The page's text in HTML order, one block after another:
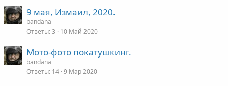
9 мая, Измаил, 2020.
bandana
Ответы 3 10 Май 2020
Мото-фото покатушкинг.
bandana
Ответы 14 9 Мар 2020